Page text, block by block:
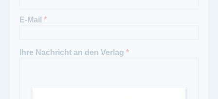
E-Mail *
Ihre Nachricht an den Verlag *